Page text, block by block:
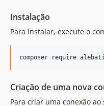
Instalação
Para instalar, execute o
composer require
Criação de uma nova
Para criar uma conexão